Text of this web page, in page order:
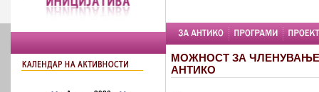
МОЖНОСТ ЗА ЧЛЕНУВАЊЕ
АНТИКО